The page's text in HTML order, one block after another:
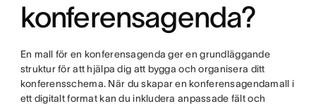
konferensagenda?
En mall för en konferensagenda ger en grundläggande
struktur för att hjälpa dig att bygga och organisera ditt
konferensschema. När du skapar en konferensagendamall i
ett digitalt format kan du inkludera anpassade fält och